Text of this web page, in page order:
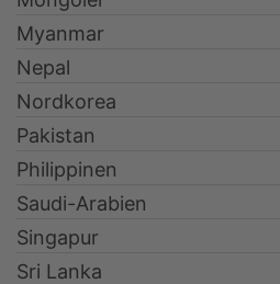
Myanmar
Nepal
Nordkorea
Pakistan
Philippinen
Saudi-Arabien
Singapur
Sri Lanka